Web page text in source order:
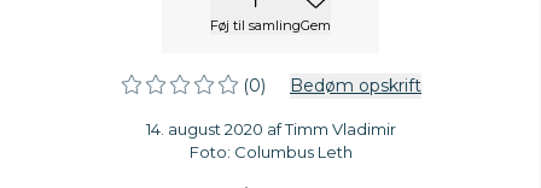
Føj til samlingGem
(0) Bedøm opskrift
14. august 2020 af Timm Vladimir
Foto: Columbus Leth